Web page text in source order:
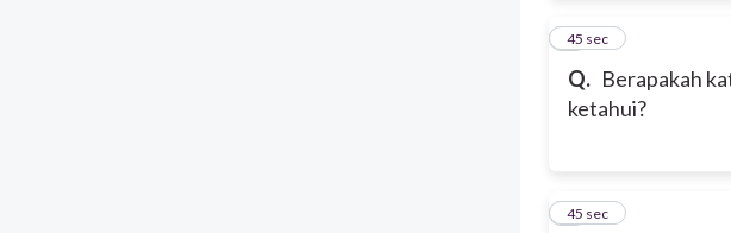
Q. Berapakah
ketahui?
4
45 sec
5
45 sec